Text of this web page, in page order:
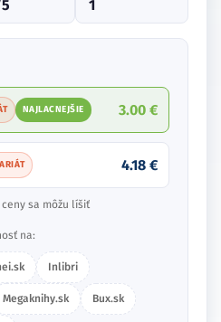
1
NAJLACNEJŠIE 3.00 €
4.18 €
sa môžu líšiť
na:
Inlibri
Megaknihy.sk Bux.sk